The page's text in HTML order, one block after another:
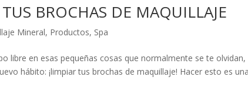
BROCHAS DE MAQUILLAJE
Mineral, Productos, Spa
libre en esas pequeñas cosas que normalmente se te olvidan,
hábito: ¡limpiar tus brochas de maquillaje! Hacer esto es